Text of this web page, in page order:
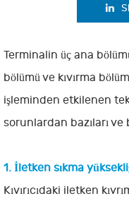
Terminalin üç ana
bölümü ve kıvırma
işleminden etkilenen
sorunlardan bazıları ve
1. İletken sıkma
Kıvırıcıdaki iletken